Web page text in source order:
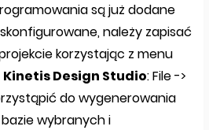
są już dodane
należy zapisać
korzystając z menu
Kinetis Design Studio: File ->
do wygenerowania
wybranych i